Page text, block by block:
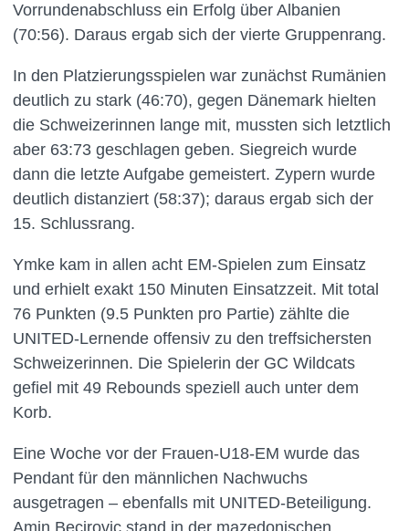
Vorrundenabschluss ein Erfolg über Albanien
(70:56). Daraus ergab sich der vierte Gruppenrang.
In den Platzierungsspielen war zunächst Rumänien
deutlich zu stark (46:70), gegen Dänemark hielten
die Schweizerinnen lange mit, mussten sich letztlich
aber 63:73 geschlagen geben. Siegreich wurde
dann die letzte Aufgabe gemeistert. Zypern wurde
deutlich distanziert (58:37); daraus ergab sich der
15. Schlussrang.
Ymke kam in allen acht EM-Spielen zum Einsatz
und erhielt exakt 150 Minuten Einsatzzeit. Mit total
76 Punkten (9.5 Punkten pro Partie) zählte die
UNITED-Lernende offensiv zu den treffsichersten
Schweizerinnen. Die Spielerin der GC Wildcats
gefiel mit 49 Rebounds speziell auch unter dem
Korb.
Eine Woche vor der Frauen-U18-EM wurde das
Pendant für den männlichen Nachwuchs
ausgetragen – ebenfalls mit UNITED-Beteiligung.
Amin Becirovic stand in der mazedonischen